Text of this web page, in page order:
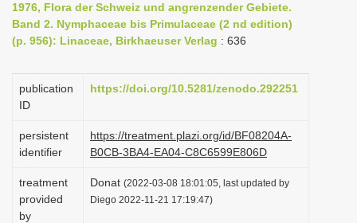
n
a
i
a
t
i
o
1976, Flora der Schweiz und angrenzender Gebiete.
Band 2. Nymphaceae bis Primulaceae (2 nd edition)
(p. 956): Linaceae, Birkhaeuser Verlag : 636
publication
ID
https://doi.org/10.5281/zenodo.292251
persistent
identifier
https://treatment.plazi.org/id/BF08204A-
B0CB-3BA4-EA04-C8C6599E806D
treatment
provided
by
Donat (2022-03-08 18:01:05, last updated by
Diego 2022-11-21 17:19:47)